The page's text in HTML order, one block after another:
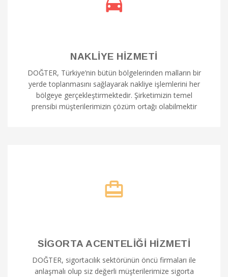
NAKLİYE HİZMETİ
DOĞTER, Türkiye’nin bütün bölgelerinden malların bir
yerde toplanmasını sağlayarak nakliye işlemlerini her
bölgeye gerçekleştirmektedir. Şirketimizin temel
prensibi müşterilerimizin çözüm ortağı olabilmektir
SİGORTA ACENTELİĞİ HİZMETİ
DOĞTER, sigortacılık sektörünün öncü firmaları ile
anlaşmalı olup siz değerli müşterilerimize sigorta